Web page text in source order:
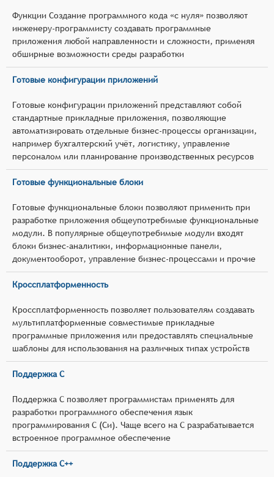
Функции Создание программного кода «с нуля» позволяют
инженеру-программисту создавать программные
приложения любой направленности и сложности, применяя
обширные возможности среды разработки
Готовые конфигурации приложений
Готовые конфигурации приложений представляют собой
стандартные прикладные приложения, позволяющие
автоматизировать отдельные бизнес-процессы организации,
например бухгалтерский учёт, логистику, управление
персоналом или планирование производственных ресурсов
Готовые функциональные блоки
Готовые функциональные блоки позволяют применить при
разработке приложения общеупотребимые функциональные
модули. В популярные общеупотребимые модули входят
блоки бизнес-аналитики, информационные панели,
документооборот, управление бизнес-процессами и прочие
Кроссплатформенность
Кроссплатформенность позволяет пользователям создавать
мультиплатформенные совместимые прикладные
программные приложения или предоставлять специальные
шаблоны для использования на различных типах устройств
Поддержка C
Поддержка C позволяет программистам применять для
разработки программного обеспечения язык
программирования C (Си). Чаще всего на C разрабатывается
встроенное программное обеспечение
Поддержка C++